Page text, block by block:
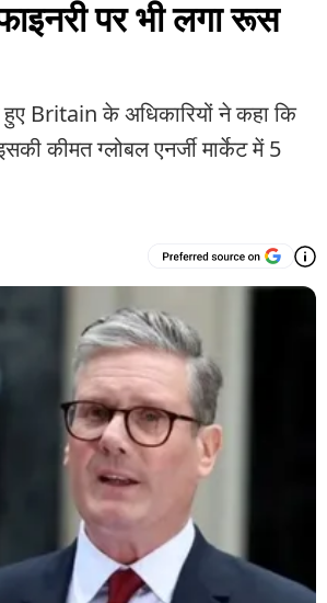
पर भी लगा रूस
Britain के अधिकारियों ने कहा कि
कीमत ग्लोबल एनर्जी मार्केट में 5